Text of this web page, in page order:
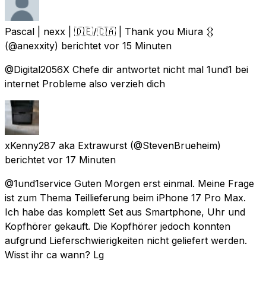
Pascal | nexx | 🇩🇪/🇨🇦 | Thank you Miura 𒌐
(@anexxity) berichtet vor 15 Minuten
@Digital2056X Chefe dir antwortet nicht mal 1und1 bei
internet Probleme also verzieh dich
xKenny287 aka Extrawurst (@StevenBrueheim)
berichtet vor 17 Minuten
@1und1service Guten Morgen erst einmal. Meine Frage
ist zum Thema Teillieferung beim iPhone 17 Pro Max.
Ich habe das komplett Set aus Smartphone, Uhr und
Kopfhörer gekauft. Die Kopfhörer jedoch konnten
aufgrund Lieferschwierigkeiten nicht geliefert werden.
Wisst ihr ca wann? Lg